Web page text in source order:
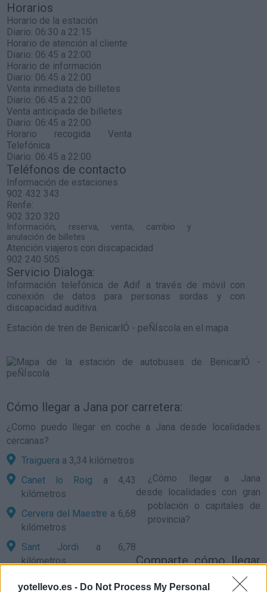
yotellevo.es - Do Not Process My Personal
Horarios
Horario de la estación
Diario: 06:30 a 22:15
Horario de atención al cliente
Diario: 06:45 a 22:00
Horario de información
Diario: 06:45 a 22:00
Venta inmediata de billetes
Diario: 06:45 a 22:00
Venta anticipada de billetes
Diario: 06:45 a 22:00
Horario recogida Venta
Telefónica
Diario: 06:45 a 22:00
Teléfonos de contacto
Información de estaciones
902 432 343
Renfe:
902 320 320
Información, reserva, venta, cambio y
anulación de billetes
Atención viajeros con discapacidad
902 240 505
Servicio Dialoga:
Información telefónica de Adif a través de móvil con
conexión de datos para personas sordas y con
discapacidad auditiva.
Estación de tren de BenicarlÓ - peÑÍscola en el mapa
Cómo llegar a Jana por carretera:
¿Como puedo llegar en coche a Jana desde localidades
cercanas?
Traiguera a 3,34 kilómetros
Canet lo Roig a 4,43
kilómetros
Cervera del Maestre a 6,68
kilómetros
Sant Jordi a 6,78
kilómetros
Xerta 8,00 kilómetros
¿ Cómo llegar a Jana
desde localidades con gran
población o capitales de
provincia?
Compartecómo llegar